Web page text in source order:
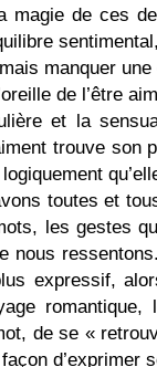
magie de ces
manquer
de l’être
et la
trouve son
toutes et
les gestes
nous
expressif,
de se «
d’exprimer